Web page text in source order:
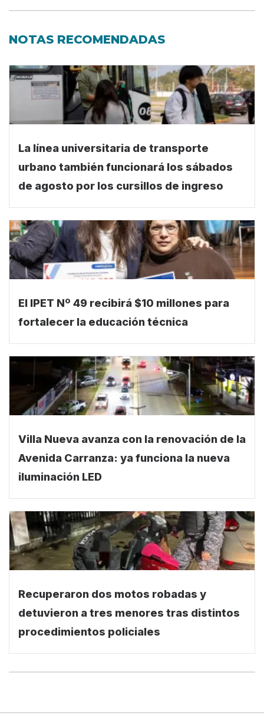
NOTAS RECOMENDADAS
La línea universitaria de transporte
urbano también funcionará los sábados
de agosto por los cursillos de ingreso
El IPET Nº 49 recibirá $10 millones para
fortalecer la educación técnica
Villa Nueva avanza con la renovación de la
Avenida Carranza: ya funciona la nueva
iluminación LED
Recuperaron dos motos robadas y
detuvieron a tres menores tras distintos
procedimientos policiales